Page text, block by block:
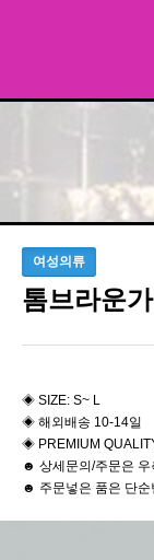
여성의류
톰브라운
◈ SIZE: S~ L
◈ 해외배송 10-14일
◈ PREMIUM
☻ 상세문의/주문은 우
☻ 주문넣은 품은 단